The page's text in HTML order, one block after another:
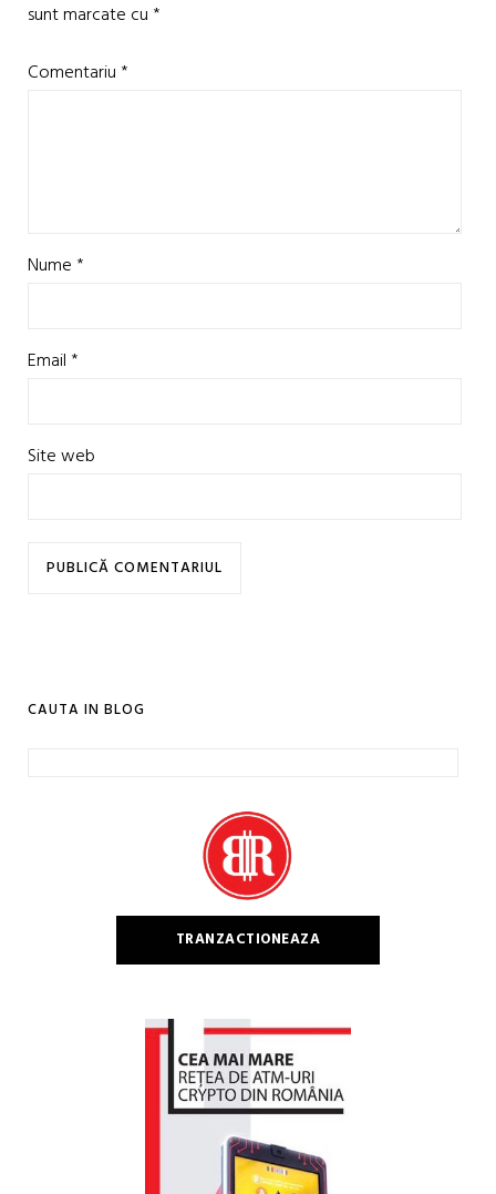
sunt marcate cu*
Comentariu*
Nume*
Email*
Site web
CAUTA IN BLOG
TRANZACTIONEAZA